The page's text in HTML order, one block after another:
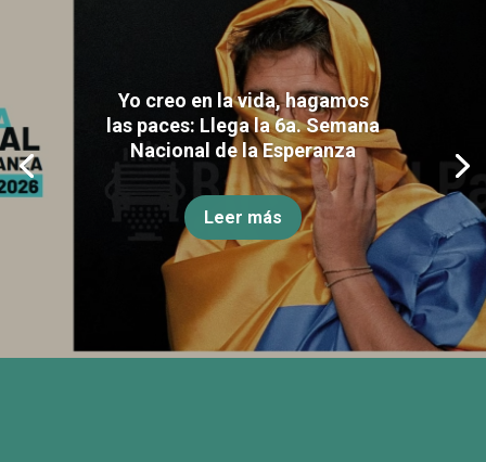
Yo creo en la vida, hagamos
las paces: Llega la 6a. Semana
Nacional de la Esperanza
Leer más